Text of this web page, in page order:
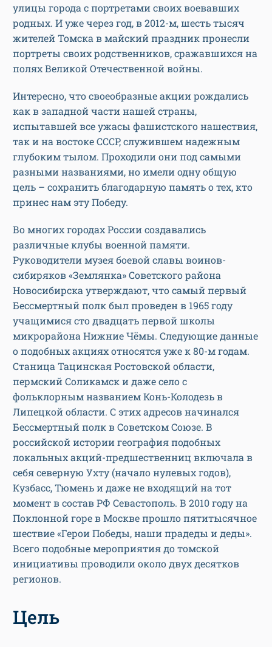
улицы города с портретами своих воевавших
родных. И уже через год, в 2012-м, шесть тысяч
жителей Томска в майский праздник пронесли
портреты своих родственников, сражавшихся на
полях Великой Отечественной войны.
Интересно, что своеобразные акции рождались
как в западной части нашей страны,
испытавшей все ужасы фашистского нашествия,
так и на востоке СССР, служившем надежным
глубоким тылом. Проходили они под самыми
разными названиями, но имели одну общую
цель – сохранить благодарную память о тех, кто
принес нам эту Победу.
Во многих городах России создавались
различные клубы военной памяти.
Руководители музея боевой славы воинов-
сибиряков «Землянка» Советского района
Новосибирска утверждают, что самый первый
Бессмертный полк был проведен в 1965 году
учащимися сто двадцать первой школы
микрорайона Нижние Чёмы. Следующие данные
о подобных акциях относятся уже к 80-м годам.
Станица Тацинская Ростовской области,
пермский Соликамск и даже село с
фольклорным названием Конь-Колодезь в
Липецкой области. С этих адресов начинался
Бессмертный полк в Советском Союзе. В
российской истории география подобных
локальных акций-предшественниц включала в
себя северную Ухту (начало нулевых годов),
Кузбасс, Тюмень и даже не входящий на тот
момент в состав РФ Севастополь. В 2010 году на
Поклонной горе в Москве прошло пятитысячное
шествие «Герои Победы, наши прадеды и деды».
Всего подобные мероприятия до томской
инициативы проводили около двух десятков
регионов.
Цель